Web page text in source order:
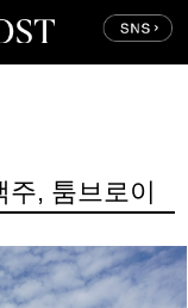
주, 툼브로이